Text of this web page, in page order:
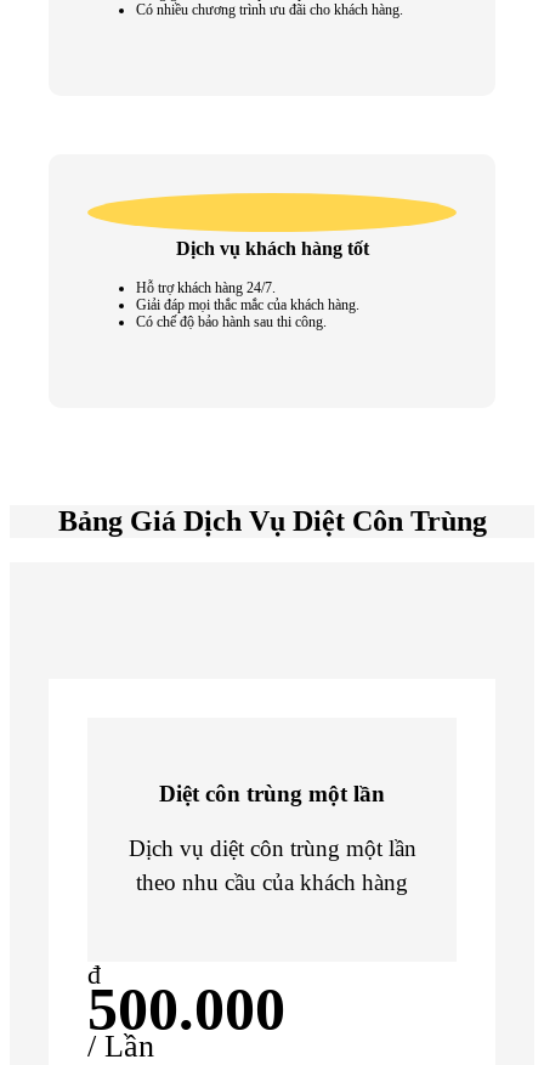
Có nhiều chương trình ưu đãi cho khách hàng.
Dịch vụ khách hàng tốt
Hỗ trợ khách hàng 24/7.
Giải đáp mọi thắc mắc của khách hàng.
Có chế độ bảo hành sau thi công.
Bảng Giá Dịch Vụ Diệt Côn Trùng
Diệt côn trùng một lần
Dịch vụ diệt côn trùng một lần
theo nhu cầu của khách hàng
đ
500.000
/ Lần